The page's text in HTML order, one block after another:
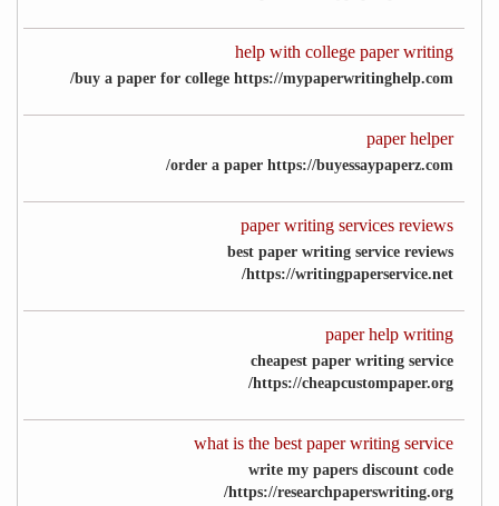
help with college paper writing
buy a paper for college https://mypaperwritinghelp.com/
paper helper
order a paper https://buyessaypaperz.com/
paper writing services reviews
best paper writing service reviews
https://writingpaperservice.net/
paper help writing
cheapest paper writing service
https://cheapcustompaper.org/
what is the best paper writing service
write my papers discount code
https://researchpaperswriting.org/